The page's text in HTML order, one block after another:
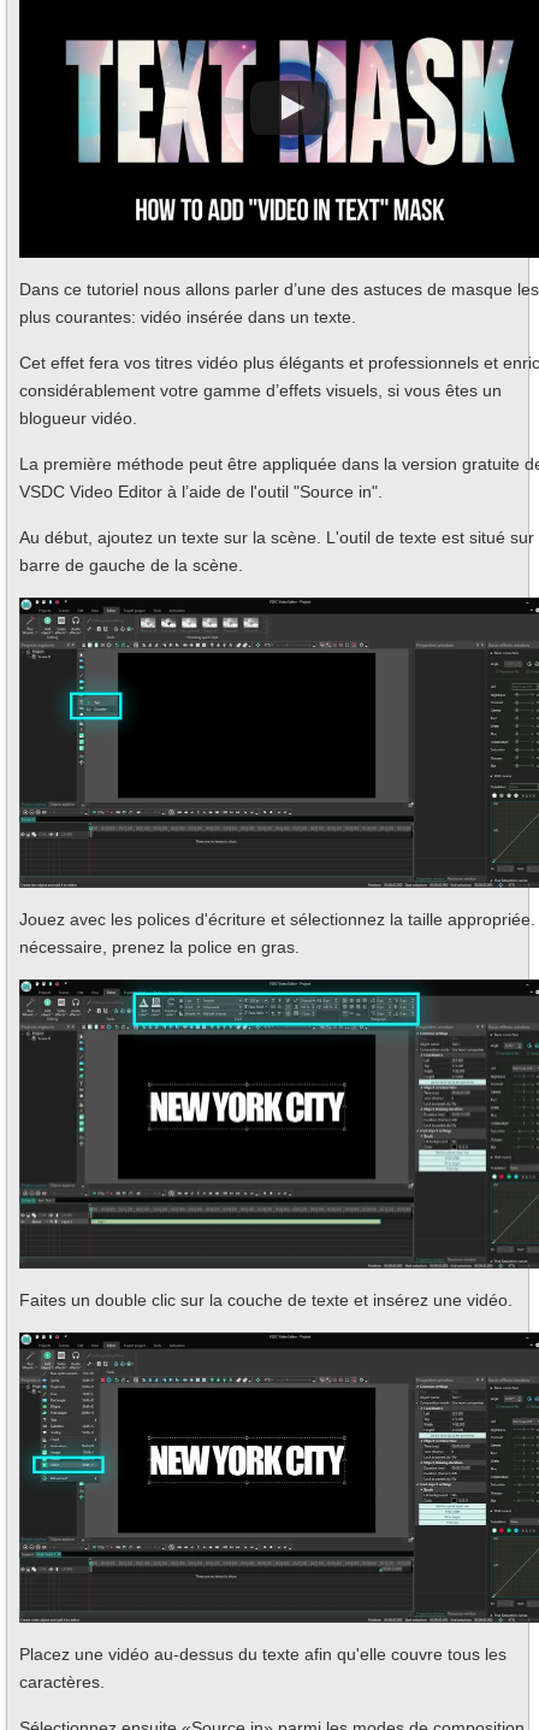
Dans ce tutoriel nous allons parler d’une des astuces de masque les
plus courantes: vidéo insérée dans un texte.
Cet effet fera vos titres vidéo plus élégants et professionnels et
considérablement votre gamme d’effets visuels, si vous êtes un
blogueur vidéo.
La première méthode peut être appliquée dans la version gratuite
VSDC Video Editor à l’aide de l'outil "Source in".
Au début, ajoutez un texte sur la scène. L'outil de texte est situé sur
barre de gauche de la scène.
Jouez avec les polices d'écriture et sélectionnez la taille appropriée.
nécessaire, prenez la police en gras.
Faites un double clic sur la couche de texte et insérez une vidéo.
Placez une vidéo au-dessus du texte afin qu'elle couvre tous les
caractères.